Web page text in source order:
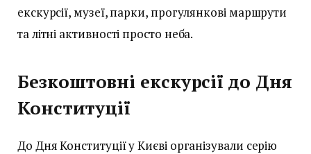
екскурсії, музеї, парки, прогулянкові маршрути
та літні активності просто неба.
Безкоштовні екскурсії до Дня
Конституції
До Дня Конституції у Києві організували серію